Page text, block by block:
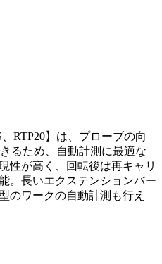
、RTP20】は、プローブの向
るため、自動計測に最適な
性が高く、回転後は再キャリ
。長いエクステンションバー
のワークの自動計測も行え